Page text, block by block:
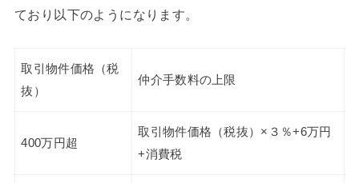
ており以下のようになります。
取引物件価格（税
抜）
仲介手数料の上限
400万円超
取引物件価格（税抜）×３％+6万円
+消費税